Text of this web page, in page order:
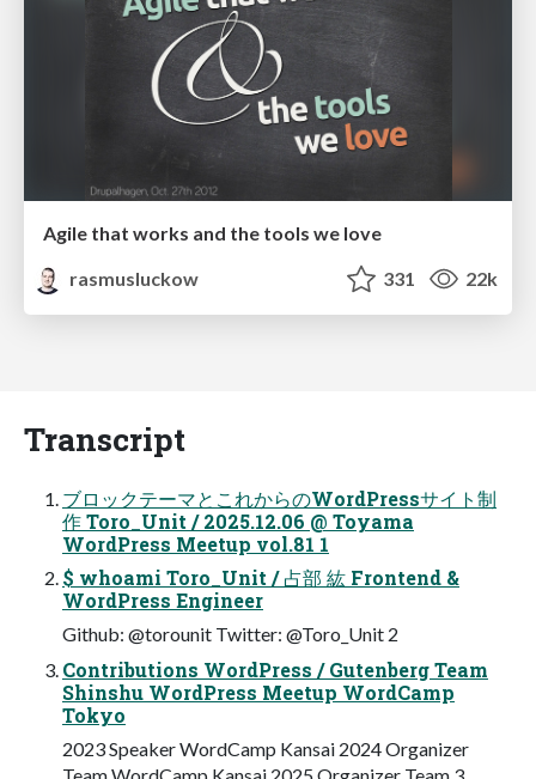
Agile that works and the tools we love
rasmusluckow
331 22k
Transcript
ブロックテーマとこれからのWordPressサイト制
作 Toro_Unit / 2025.12.06 @ Toyama
WordPress Meetup vol.81 1
$ whoami Toro_Unit / 占部 紘 Frontend &
WordPress Engineer
Github: @torounit Twitter: @Toro_Unit 2
Contributions WordPress / Gutenberg Team
Shinshu WordPress Meetup WordCamp
Tokyo
2023 Speaker WordCamp Kansai 2024 Organizer
Team WordCamp Kansai 2025 Organizer Team 3